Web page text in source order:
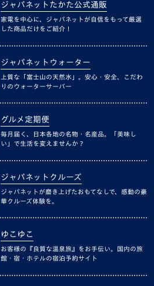
ジャパネットたかた公式通販
家電を中心に、ジャパネットが自信をもって厳選
した商品だけをご紹介！
ジャパネットウォーター
上質な「富士山の天然水」。安心・安全、こだわ
りのウォーターサーバー
グルメ定期便
毎月届く、日本各地の名物・名産品。「美味し
い」で生活を変えませんか？
ジャパネットクルーズ
ジャパネットが磨き上げたおもてなしで、感動の豪
華クルーズ体験を。
ゆこゆこ
お客様の『良質な温泉旅』をお手伝い。国内の旅
館・宿・ホテルの宿泊予約サイト